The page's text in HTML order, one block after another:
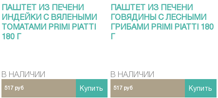
ПАШТЕТ ИЗ ПЕЧЕНИ
ИНДЕЙКИ С ВЯЛЕНЫМИ
ТОМАТАМИ PRIMI PIATTI
180 Г
В НАЛИЧИИ
517 руб Купить
ПАШТЕТ ИЗ ПЕЧЕНИ
ГОВЯДИНЫ С ЛЕСНЫМИ
ГРИБАМИ PRIMI PIATTI 180
В НАЛИЧИИ
517 руб Купить